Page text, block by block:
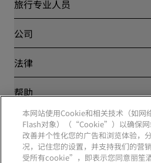
Blog
目的地
丽笙酒店集团APP
体育认证酒店
家庭友好型酒店
旅行专业人员
合作伙伴
公司
丽笙酒店集团
工作机会 RHG
工作机会 PPHE
工作机会 EHL
The Club by RHG
发展机会
责任经营
法律
隐私中心
丽赏会条款和条件
网站使用协议
数字无障碍
现代奴隶制声明
帮助
消费者警示
联系方式
常见问题
网站地图
社交媒体
丽笙酒店集团品牌
本网站使用Cookie和相关技术（如网
Flash对象）（“Cookie”）以确保网
改善并个性化您的广告和浏览体验，
况，记住您的设置，并支持我们的营
受所有cookie”，即表示您同意丽笙